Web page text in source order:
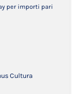
per importi pari
Cultura